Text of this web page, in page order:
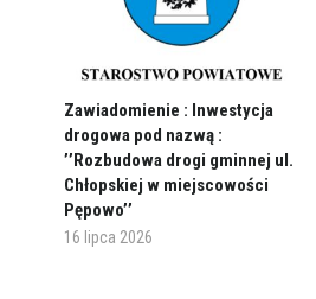
Zawiadomienie : Inwestycja
drogowa pod nazwą :
’’Rozbudowa drogi gminnej ul.
Chłopskiej w miejscowości
Pępowo’’
16 lipca 2026